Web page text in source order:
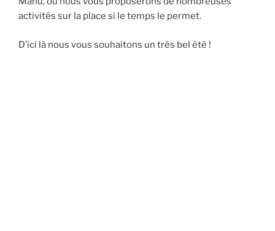
activités sur la place si le temps le permet.
D’ici là nous vous souhaitons un très bel été !